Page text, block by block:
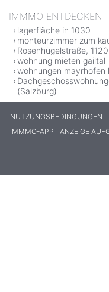
IMMMO ENTDECKEN
lagerfläche in 1030
monteurzimmer zum
Rosenhügelstraße,
wohnung mieten gailtal
wohnungen mayrhofen
(Salzburg)
NUTZUNGSBEDINGUNGEN
IMMMO-APP
ANZEIGE